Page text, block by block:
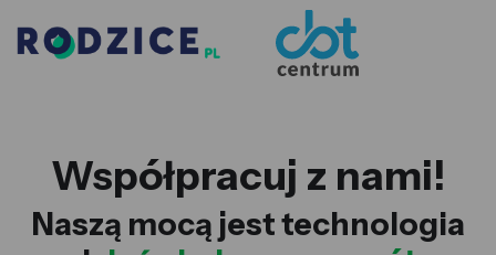
Współpracuj z nami!
Naszą mocą jest technologia